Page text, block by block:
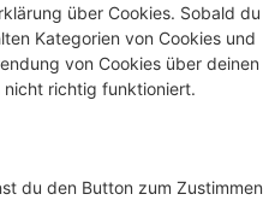
über Cookies. Sobald du
Kategorien von Cookies und
von Cookies über deinen
nicht richtig funktioniert.
du den Button zum Zustimmen